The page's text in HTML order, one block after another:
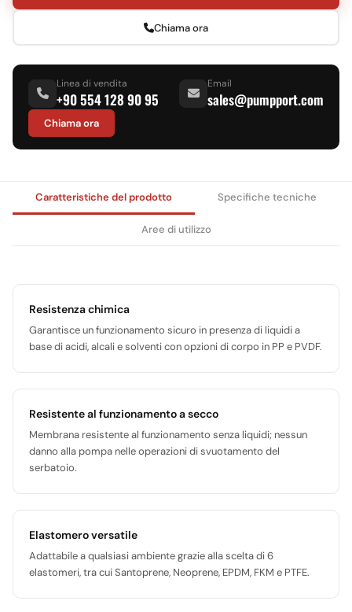
Chiama ora
Linea di vendita
+90 554 128 90 95
Email
sales@pumpport.com
Chiama ora
Caratteristiche del prodotto Specifiche tecniche
Aree di utilizzo
Resistenza chimica
Garantisce un funzionamento sicuro in presenza di liquidi a
base di acidi, alcali e solventi con opzioni di corpo in PP e PVDF.
Resistente al funzionamento a secco
Membrana resistente al funzionamento senza liquidi; nessun
danno alla pompa nelle operazioni di svuotamento del
serbatoio.
Elastomero versatile
Adattabile a qualsiasi ambiente grazie alla scelta di 6
elastomeri, tra cui Santoprene, Neoprene, EPDM, FKM e PTFE.